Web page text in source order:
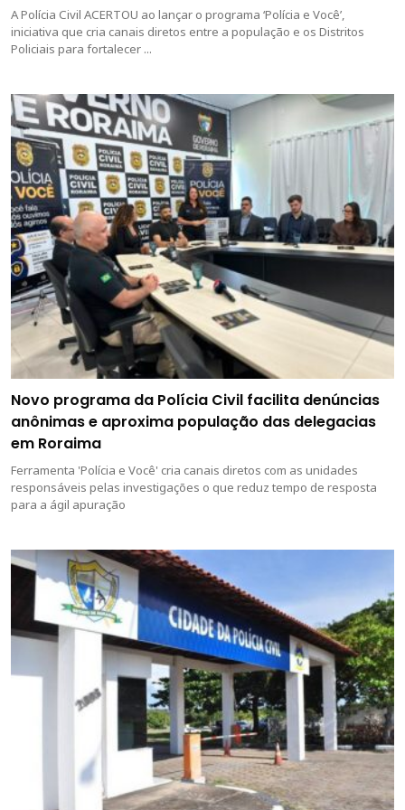
A Polícia Civil ACERTOU ao lançar o programa ‘Polícia e Você’,
iniciativa que cria canais diretos entre a população e os Distritos
Policiais para fortalecer ...
Novo programa da Polícia Civil facilita denúncias
anônimas e aproxima população das delegacias
em Roraima
Ferramenta 'Polícia e Você' cria canais diretos com as unidades
responsáveis pelas investigações o que reduz tempo de resposta
para a ágil apuração